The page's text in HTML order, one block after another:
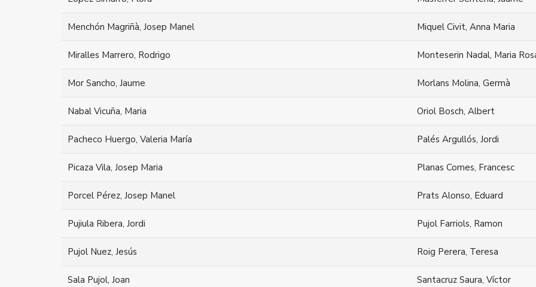
Menchón Magriñà, Josep Manel Miquel Civit, Anna Maria
Miralles Marrero, Rodrigo Monteserin Nadal, Maria
Mor Sancho, Jaume Morlans Molina, Germà
Nabal Vicuña, Maria Oriol Bosch, Albert
Pacheco Huergo, Valeria María Palés Argullós, Jordi
Picaza Vila, Josep Maria Planas Comes, Francesc
Porcel Pérez, Josep Manel Prats Alonso, Eduard
Pujiula Ribera, Jordi Pujol Farriols, Ramon
Pujol Nuez, Jesús Roig Perera, Teresa
Sala Pujol, Joan Santacruz Saura, Víctor